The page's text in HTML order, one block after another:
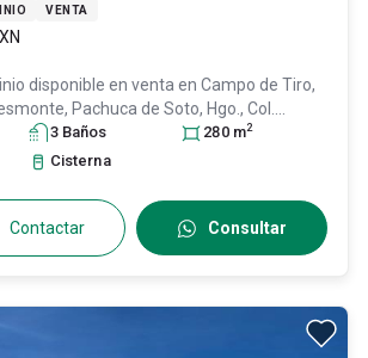
VENTA
disponible en venta en Campo de Tiro,
Pachuca de Soto, Hgo., Col.
Soto , Hidalgo , México, C.P. 42000
3 Baños 280 m2
Cisterna
Contactar Consultar